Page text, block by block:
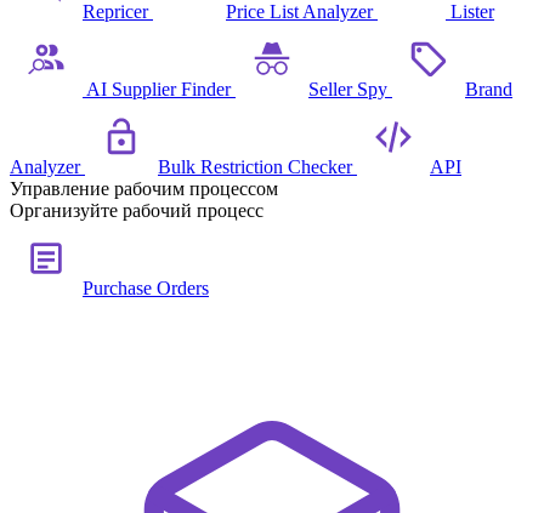
Repricer Price List Analyzer Lister
AI Supplier Finder Seller Spy Brand
Analyzer Bulk Restriction Checker
API
Управление рабочим процессом
Организуйте рабочий процесс
Purchase Orders